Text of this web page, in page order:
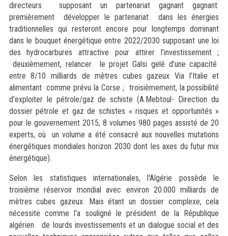
directeurs supposant un partenariat gagnant gagnant:
premièrement développer le partenariat dans les énergies
traditionnelles qui resteront encore pour longtemps dominant
dans le bouquet énergétique entre 2022/2030 supposant une loi
des hydrocarbures attractive pour attirer l’investissement ;
deuxièmement, relancer le projet Galsi gelé d’une capacité
entre 8/10 milliards de mètres cubes gazeux Via l’Italie et
alimentant comme prévu la Corse ; troisièmement, la possibilité
d'exploiter le pétrole/gaz de schiste (A.Mebtoul- Direction du
dossier pétrole et gaz de schistes « risques et opportunités »
pour le gouvernement 2015, 8 volumes 980 pages assisté de 20
experts, où un volume a été consacré aux nouvelles mutations
énergétiques mondiales horizon 2030 dont les axes du futur mix
énergétique).
Selon les statistiques internationales, l'Algérie possède le
troisième réservoir mondial avec environ 20.000 milliards de
mètres cubes gazeux. Mais étant un dossier complexe, cela
nécessite comme l'a souligné le président de la République
algérien de lourds investissements et un dialogue social et des